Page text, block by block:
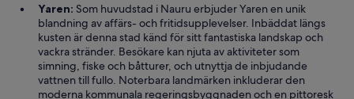
Yaren: Som huvudstad i Nauru erbjuder Yaren en unik
blandning av affärs- och fritidsupplevelser. Inbäddat längs
kusten är denna stad känd för sitt fantastiska landskap och
vackra stränder. Besökare kan njuta av aktiviteter som
simning, fiske och båtturer, och utnyttja de inbjudande
vattnen till fullo. Noterbara landmärken inkluderar den
moderna kommunala regeringsbyggnaden och en pittoresk